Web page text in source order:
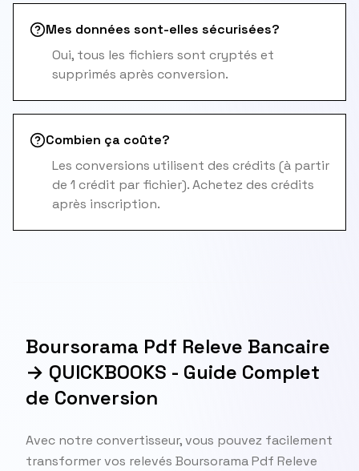
Mes données sont-elles sécurisées?
Oui, tous les fichiers sont cryptés et
supprimés après conversion.
Combien ça coûte?
Les conversions utilisent des crédits (à partir
de 1 crédit par fichier). Achetez des crédits
après inscription.
Boursorama Pdf Releve Bancaire
→ QUICKBOOKS - Guide Complet
de Conversion
Avec notre convertisseur, vous pouvez facilement
transformer vos relevés Boursorama Pdf Releve